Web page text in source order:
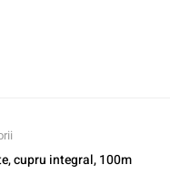
cupru integral, 100m